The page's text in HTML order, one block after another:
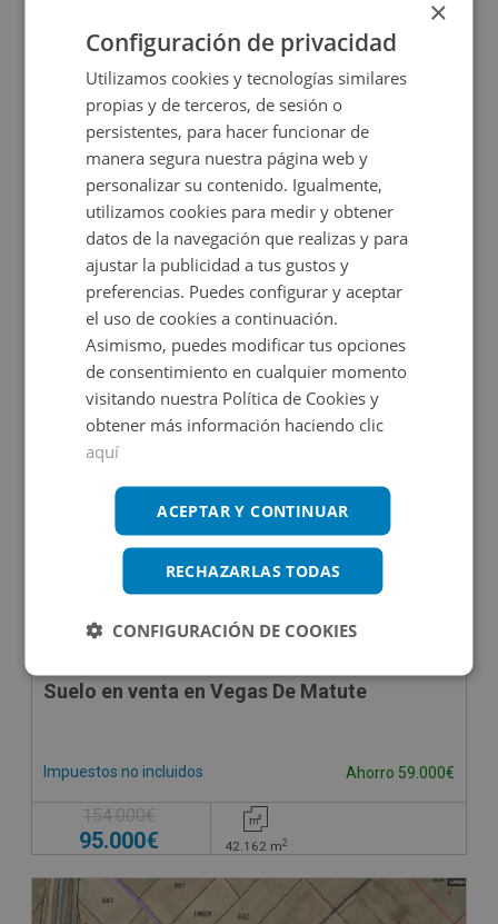
Suelo en venta en Tortola De Henares
Impuestos no incluidos
420.000€
9.486m2
Suelo en venta en Vegas De Matute
Impuestos no incluidos Ahorro 59.000€
154.000€
95.000€ 42.162 m2
×
Configuración de privacidad
Utilizamos cookies y tecnologías similares
propias y de terceros, de sesión o
persistentes, para hacer funcionar de
manera segura nuestra página web y
personalizar su contenido. Igualmente,
utilizamos cookies para medir y obtener
datos de la navegación que realizas y para
ajustar la publicidad a tus gustos y
preferencias. Puedes configurar y aceptar
el uso de cookies a continuación.
Asimismo, puedes modificar tus opciones
de consentimiento en cualquier momento
visitando nuestra Política de Cookies y
obtener más información haciendo clic
aquí
ACEPTAR Y CONTINUAR
RECHAZARLAS TODAS
CONFIGURACIÓN DE COOKIES